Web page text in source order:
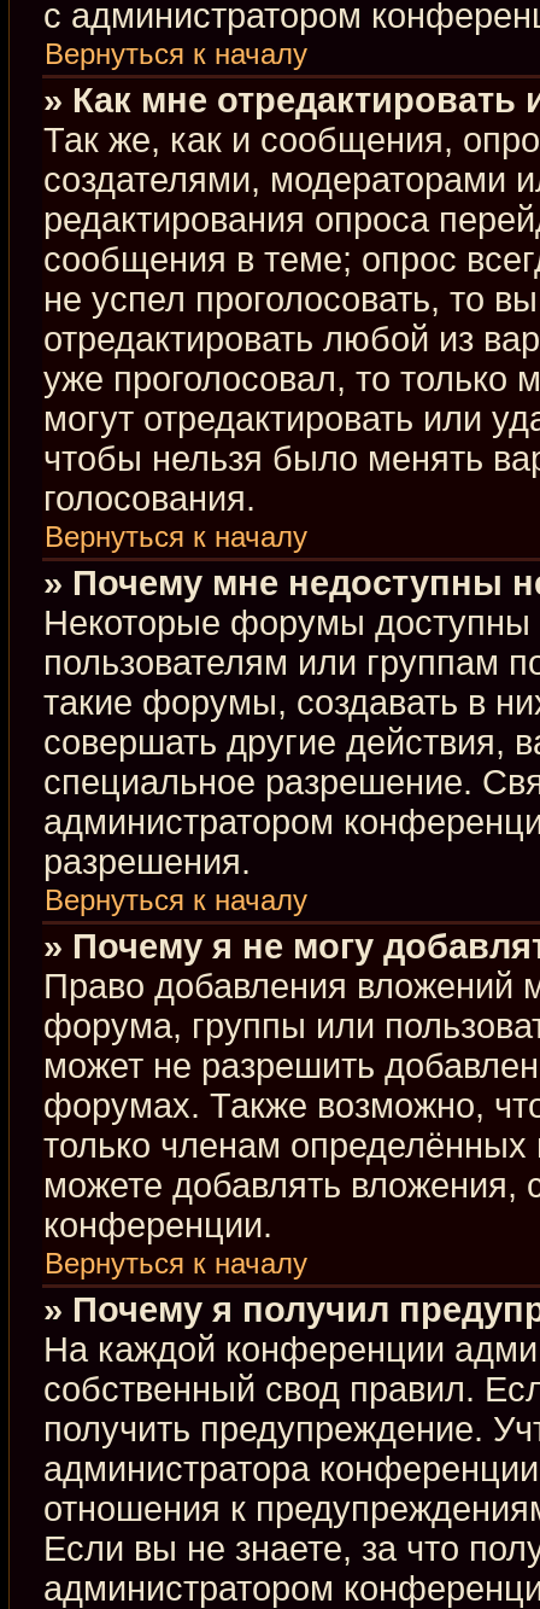
с администратором
Вернуться к началу
» Как мне отредактировать
Так же, как и сообщения,
создателями, модераторами
редактирования опроса
сообщения в теме; опрос
не успел проголосовать, то
отредактировать любой из
уже проголосовал, то
могут отредактировать или
чтобы нельзя было менять
голосования.
Вернуться к началу
» Почему мне недоступны
Некоторые форумы доступны
пользователям или группам
такие форумы, создавать в
совершать другие действия,
специальное разрешение.
администратором
разрешения.
Вернуться к началу
» Почему я не могу
Право добавления вложений
форума, группы или
может не разрешить
форумах. Также возможно,
только членам
можете добавлять вложения,
конференции.
Вернуться к началу
» Почему я получил
На каждой конференции
собственный свод правил.
получить предупреждение.
администратора
отношения к
Если вы не знаете, за что
администратором